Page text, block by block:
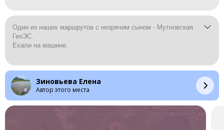
Один из наших маршрутов с незрячим сыном - Мутновская
ГеоЭС.
Ехали на машине.
находящиеся на возвышенности сопки. Оттуда открывается
шикарный вид на долину внизу.
Остановились и любовались Вилючинским вулканом.
Маршрут не тяжёлый и не сложный. С собой надо брать
хорошее настроение, горячий чай и вкусные бутерброды.
Зиновьева Елена
Автор этого места